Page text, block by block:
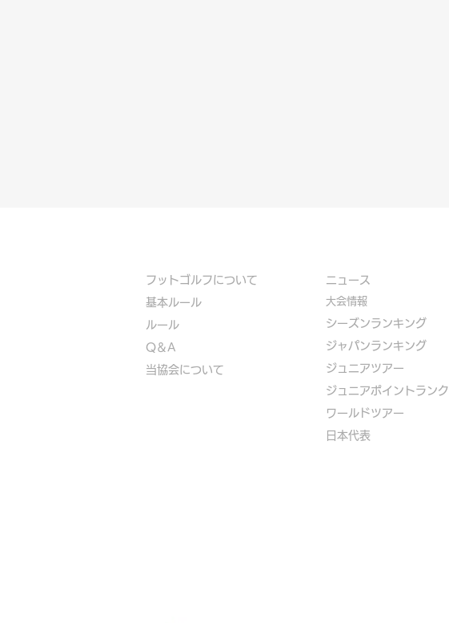
フットゴルフについて
基本ルール
ルール
Q＆A
​当協会について
​ニュース
大会情報
シーズンランキング
ジャパンランキング
ジュニアツアー
ジュニアポイントランク
​ワールドツアー
​​日本代表